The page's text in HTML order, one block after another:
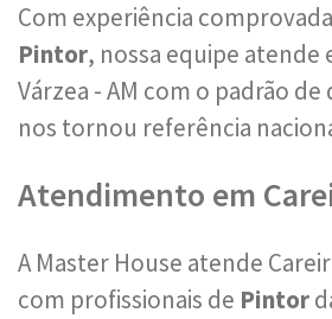
Com experiência
Pintor, nossa equipe atende
Várzea - AM com o padrão
nos tornou referência
Atendimento em
A Master House atende
com profissionais de Pintor